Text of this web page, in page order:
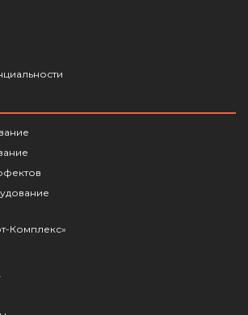
Комплекс»